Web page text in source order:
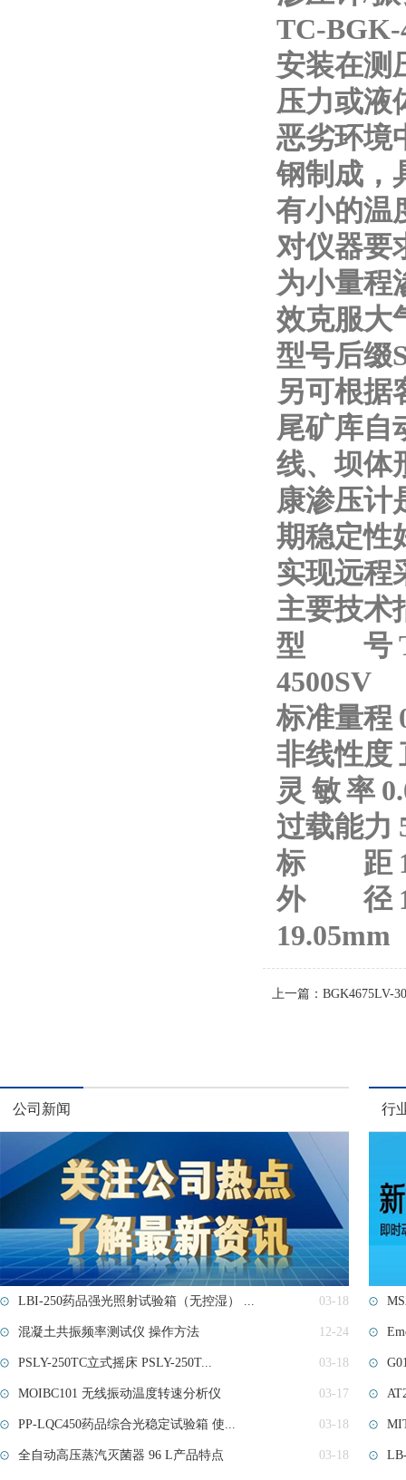
TC-BGK-
安装在测
压力或液
恶劣环境
钢制成，
有小的温
对仪器要
为小量程
效克服大
型号后缀
另可根据
尾矿库自
线、坝体
康渗压计
期稳定性
实现远程
主要技术
型 号
4500SV
标准量程
非线性度
灵 敏 率
过载能力
标 距
外 径
19.05mm
上一篇： BGK4675LV-
公司新闻
LBI-250药品强光照射试验箱（无控湿） ... 03-18
混凝土共振频率测试仪 操作方法 12-24
PSLY-250TC立式摇床 PSLY-250T... 03-18
MOIBC101 无线振动温度转速分析仪 03-17
PP-LQC450药品综合光稳定试验箱 使... 03-18
全自动高压蒸汽灭菌器 96 L产品特点 03-18
行